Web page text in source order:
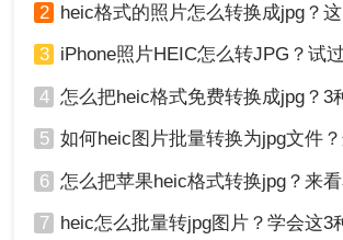
2 heic格式的照片怎么转换成jpg？这四种方法快
3 iPhone照片HEIC怎么转JPG？试过几个
4 怎么把heic格式免费转换成jpg？3种方法轻松解决
5 如何heic图片批量转换为jpg文件？这三种方法快
6 怎么把苹果heic格式转换jpg？来看看这
7 heic怎么批量转jpg图片？学会这3种方法，10秒